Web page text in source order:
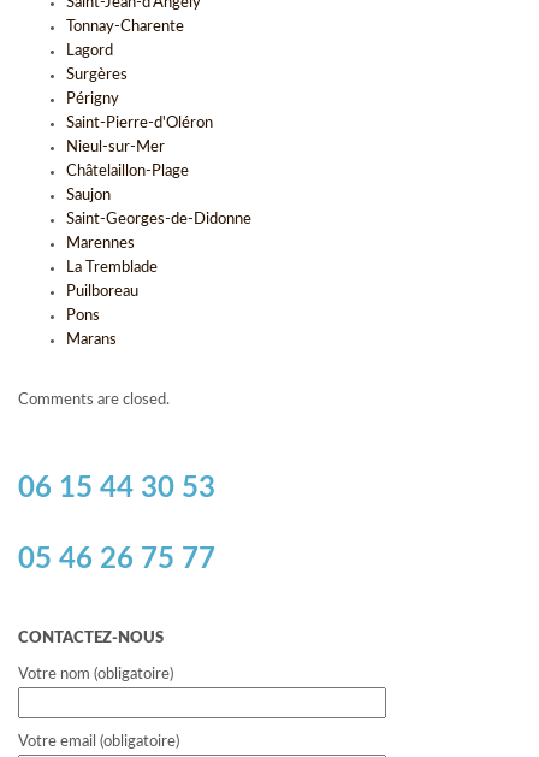
Saint-Jean-d'Angély
Tonnay-Charente
Lagord
Surgères
Périgny
Saint-Pierre-d'Oléron
Nieul-sur-Mer
Châtelaillon-Plage
Saujon
Saint-Georges-de-Didonne
Marennes
La Tremblade
Puilboreau
Pons
Marans
Comments are closed.
06 15 44 30 53
05 46 26 75 77
CONTACTEZ-NOUS
Votre nom (obligatoire)
Votre email (obligatoire)